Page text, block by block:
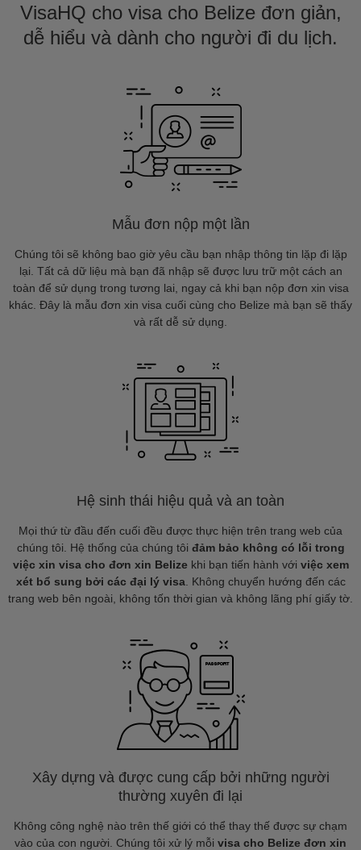
VisaHQ cho visa cho Belize đơn giản,
dễ hiểu và dành cho người đi du lịch.
Mẫu đơn nộp một lần
Chúng tôi sẽ không bao giờ yêu cầu bạn nhập thông tin lặp đi lặp
lại. Tất cả dữ liệu mà bạn đã nhập sẽ được lưu trữ một cách an
toàn để sử dụng trong tương lai, ngay cả khi bạn nộp đơn xin visa
khác. Đây là mẫu đơn xin visa cuối cùng cho Belize mà bạn sẽ thấy
và rất dễ sử dụng.
Hệ sinh thái hiệu quả và an toàn
Mọi thứ từ đầu đến cuối đều được thực hiện trên trang web của
chúng tôi. Hệ thống của chúng tôi đảm bảo không có lỗi trong
việc xin visa cho đơn xin Belize khi bạn tiến hành với việc xem
xét bổ sung bởi các đại lý visa. Không chuyển hướng đến các
trang web bên ngoài, không tốn thời gian và không lãng phí giấy tờ.
Xây dựng và được cung cấp bởi những người
thường xuyên đi lại
Không công nghệ nào trên thế giới có thể thay thế được sự chạm
vào của con người. Chúng tôi xử lý mỗi visa cho Belize đơn xin